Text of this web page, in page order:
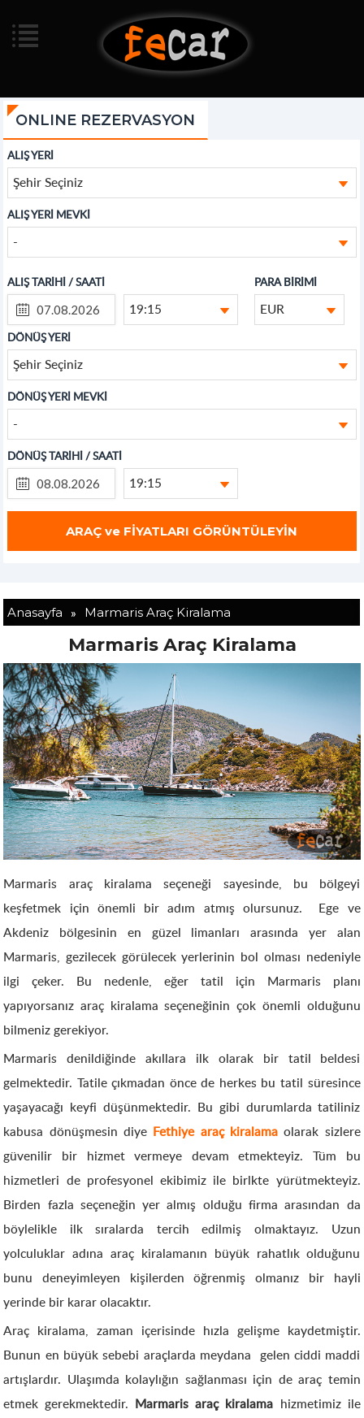
ONLINE REZERVASYON
ALIŞ YERİ
Şehir Seçiniz
ALIŞ YERİ MEVKİ
-
ALIŞ TARİHİ / SAATİ
19:15
PARA BİRİMİ
EUR
DÖNÜŞ YERİ
Şehir Seçiniz
DÖNÜŞ YERİ MEVKİ
-
DÖNÜŞ TARİHİ / SAATİ
19:15
Anasayfa » Marmaris Araç Kiralama
Marmaris Araç Kiralama
Marmaris araç kiralama seçeneği sayesinde, bu bölgeyi
keşfetmek için önemli bir adım atmış olursunuz. Ege ve
Akdeniz bölgesinin en güzel limanları arasında yer alan
Marmaris, gezilecek görülecek yerlerinin bol olması nedeniyle
ilgi çeker. Bu nedenle, eğer tatil için Marmaris planı
yapıyorsanız araç kiralama seçeneğinin çok önemli olduğunu
bilmeniz gerekiyor.
Marmaris denildiğinde akıllara ilk olarak bir tatil beldesi
gelmektedir. Tatile çıkmadan önce de herkes bu tatil süresince
yaşayacağı keyfi düşünmektedir. Bu gibi durumlarda tatiliniz
kabusa dönüşmesin diye Fethiye araç kiralama olarak sizlere
güvenilir bir hizmet vermeye devam etmekteyiz. Tüm bu
hizmetleri de profesyonel ekibimiz ile birlkte yürütmekteyiz.
Birden fazla seçeneğin yer almış olduğu firma arasından da
böylelikle ilk sıralarda tercih edilmiş olmaktayız. Uzun
yolculuklar adına araç kiralamanın büyük rahatlık olduğunu
bunu deneyimleyen kişilerden öğrenmiş olmanız bir hayli
yerinde bir karar olacaktır.
Araç kiralama, zaman içerisinde hızla gelişme kaydetmiştir.
Bunun en büyük sebebi araçlarda meydana gelen ciddi maddi
artışlardır. Ulaşımda kolaylığın sağlanması için de araç temin
etmek gerekmektedir. Marmaris araç kiralama hizmetimiz ile